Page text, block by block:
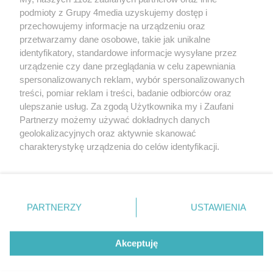
Redakcja Reklama Prywatność
Praca Łódź
the:protocol
Facebook.com
Youtube.com
podmioty z Grupy 4media uzyskujemy dostęp i
przechowujemy informacje na urządzeniu oraz
przetwarzamy dane osobowe, takie jak unikalne
identyfikatory, standardowe informacje wysyłane przez
urządzenie czy dane przeglądania w celu zapewniania
spersonalizowanych reklam, wybór spersonalizowanych
treści, pomiar reklam i treści, badanie odbiorców oraz
ulepszanie usług. Za zgodą Użytkownika my i Zaufani
Partnerzy możemy używać dokładnych danych
geolokalizacyjnych oraz aktywnie skanować
charakterystykę urządzenia do celów identyfikacji.
zmienić/wycofać klikając przycisk ustawień prywatności
znajdujący się w lewym dolnym rogu strony
. Niektóre
użytkownika, ale masz prawo sprzeciwić się takiemu
przetwarzaniu. Preferencje będą miały zastosowania tylko
PARTNERZY USTAWIENIA
Akceptuję